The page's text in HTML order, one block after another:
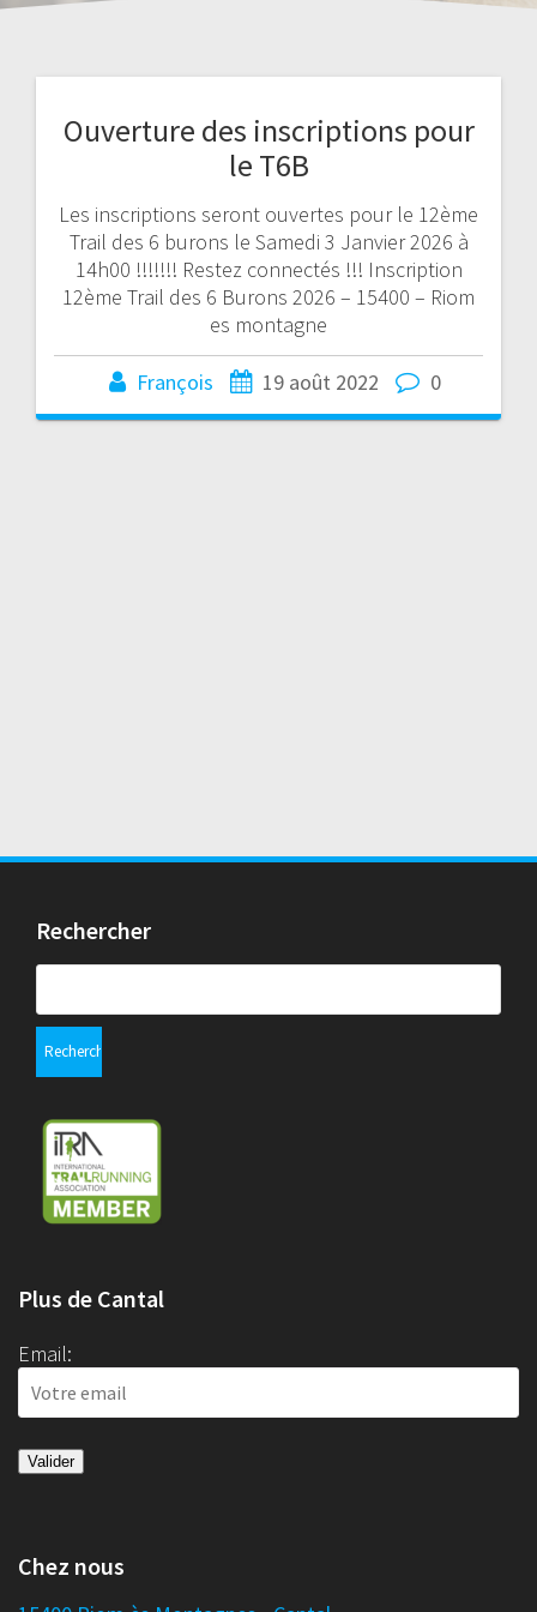
Ouverture des inscriptions pour
le T6B
Les inscriptions seront ouvertes pour le 12ème
Trail des 6 burons le Samedi 3 Janvier 2026 à
14h00 !!!!!!! Restez connectés !!! Inscription
12ème Trail des 6 Burons 2026 – 15400 – Riom
es montagne
François 19 août 2022 0
Rechercher
Plus de Cantal
Email:
Chez nous